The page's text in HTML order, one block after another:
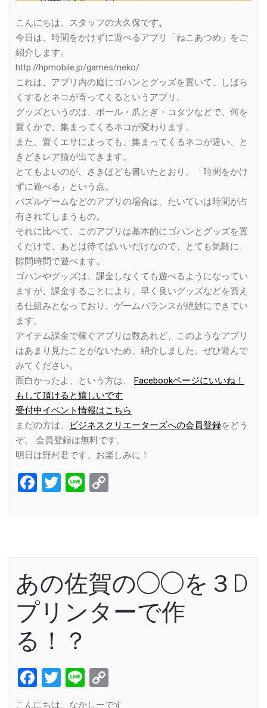
こんにちは、スタッフの大久保です。
今日は、時間をかけずに遊べるアプリ「ねこあつめ」をご
紹介します。
http://hpmobile.jp/games/neko/
これは、アプリ内の庭にゴハンとグッズを置いて、しばら
くするとネコが寄ってくるというアプリ。
グッズというのは、ボール・爪とぎ・コタツなどで、何を
置くかで、集まってくるネコが変わります。
また、置くエサによっても、集まってくるネコが違い、と
きどきレア猫が出てきます。
とてもよいのが、さきほども書いたとおり、「時間をかけ
ずに遊べる」という点。
パズルゲームなどのアプリの場合は、たいていは時間が占
有されてしまうもの。
それに比べて、このアプリは基本的にゴハンとグッズを置
くだけで、あとは待てばいいだけなので、とても気軽に、
隙間時間で遊べます。
ゴハンやグッズは、課金しなくても遊べるようになってい
ますが、課金することにより、早く良いグッズなどを買え
る仕組みとなっており、ゲームバランスが絶妙にできてい
ます。
アイテム課金で稼ぐアプリは数あれど、このようなアプリ
はあまり見たことがないため、紹介しました。ぜひ遊んで
みてください。
面白かったよ、という方は、 Facebookページにいいね！
もして頂けると嬉しいです
受付中イベント情報はこちら
まだの方は、
ビジネスクリエーターズへの会員登録をどう
ぞ。 会員登録は無料です。
明日は野村君です。お楽しみに！
Facebook
Twitter
Line
あの佐賀の◯◯を３D
プリンターで作
る！？
Facebook
Twitter
Line
Link
こんにちは、なかしーです